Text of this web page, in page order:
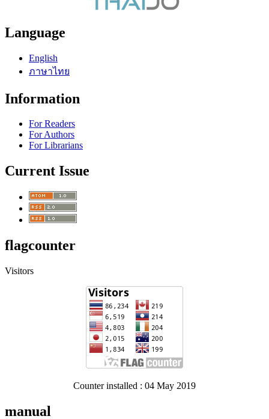
Language
English
ภาษาไทย
Information
For Readers
For Authors
For Librarians
Current Issue
flagcounter
Visitors
Counter installed : 04 May 2019
manual